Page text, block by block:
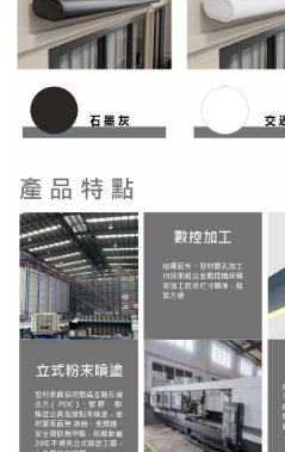
影視對講整合系統系列
數位看板系列